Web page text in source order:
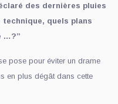
des dernières pluies
technique, quels plans
…?”
pose pour éviter un drame
en plus dégât dans cette